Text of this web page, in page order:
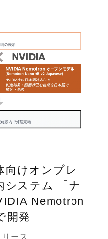
向けオンプレ
システム 「ナ
Nemotron
開発
リース